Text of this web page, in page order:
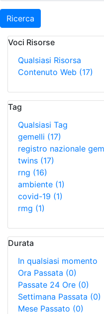
Ricerca
Voci Risorse
Qualsiasi Risorsa
Contenuto Web (17)
Tag
Qualsiasi Tag
gemelli (17)
registro nazionale
twins (17)
rng (16)
ambiente (1)
covid-19 (1)
rmg (1)
Durata
In qualsiasi momento
Ora Passata (0)
Passate 24 Ore (0)
Settimana Passata (0)
Mese Passato (0)